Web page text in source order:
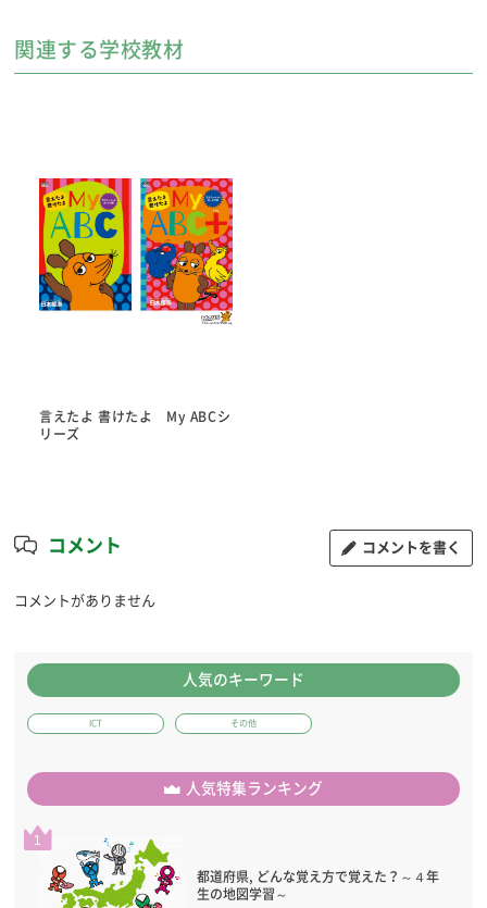
関連する学校教材
言えたよ 書けたよ My ABCシ
リーズ
コメント コメントを書く
コメントがありません
人気のキーワード
ICT その他
人気特集ランキング
1
都道府県, どんな覚え方で覚えた？～４年
生の地図学習～